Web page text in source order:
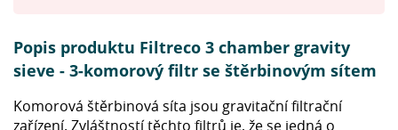
Popis produktu Filtreco 3 chamber gravity
sieve - 3-komorový filtr se štěrbinovým sítem
Komorová štěrbinová síta jsou gravitační filtrační
zařízení. Zvláštností těchto filtrů je, že se jedná o